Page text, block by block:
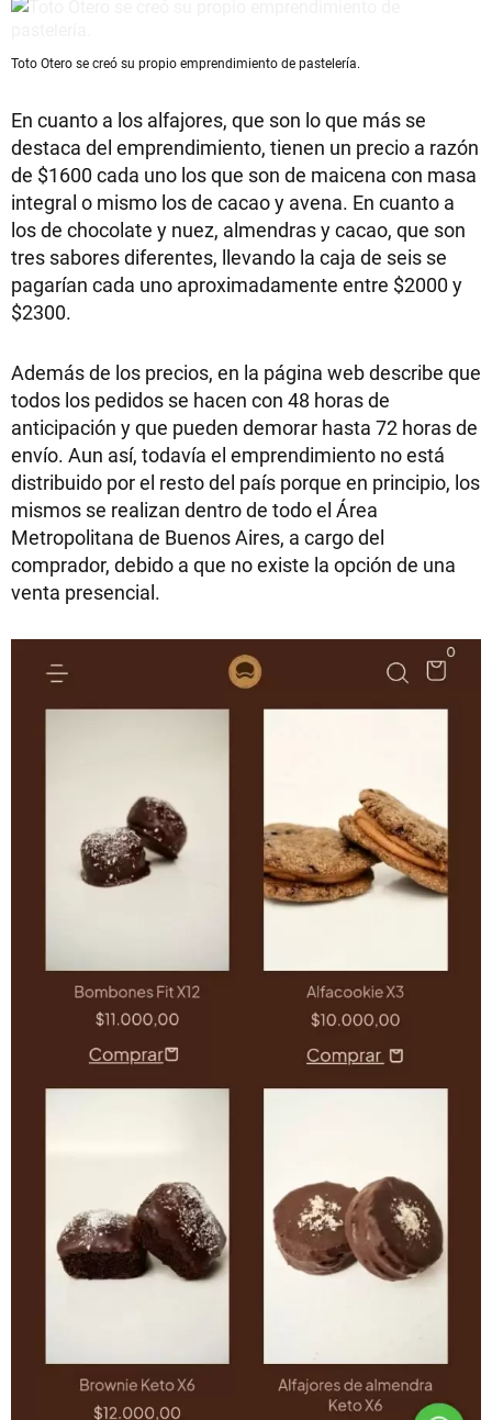
Toto Otero se creó su propio emprendimiento de pastelería.
En cuanto a los alfajores, que son lo que más se
destaca del emprendimiento, tienen un precio a razón
de $1600 cada uno los que son de maicena con masa
integral o mismo los de cacao y avena. En cuanto a
los de chocolate y nuez, almendras y cacao, que son
tres sabores diferentes, llevando la caja de seis se
pagarían cada uno aproximadamente entre $2000 y
$2300.
Además de los precios, en la página web describe que
todos los pedidos se hacen con 48 horas de
anticipación y que pueden demorar hasta 72 horas de
envío. Aun así, todavía el emprendimiento no está
distribuido por el resto del país porque en principio, los
mismos se realizan dentro de todo el Área
Metropolitana de Buenos Aires, a cargo del
comprador, debido a que no existe la opción de una
venta presencial.